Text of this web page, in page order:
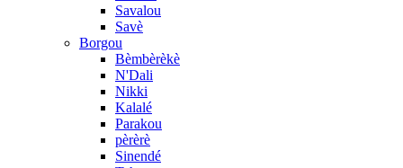
Savalou
Savè
Borgou
Bèmbèrèkè
N'Dali
Nikki
Kalalé
Parakou
pèrèrè
Sinendé